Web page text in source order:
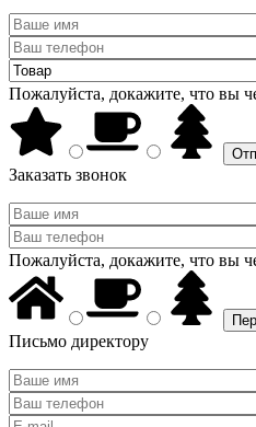
Пожалуйста, докажите, что вы
Заказать звонок
Пожалуйста, докажите, что вы
Письмо директору